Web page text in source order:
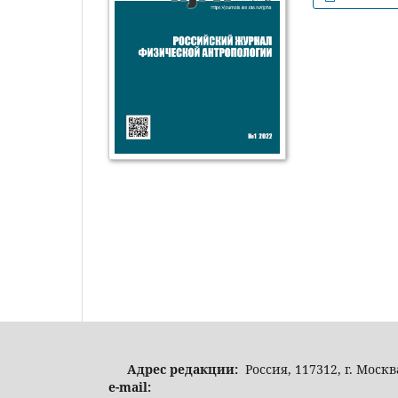
Адрес редакции: Россия, 117312, г.
e-mail: